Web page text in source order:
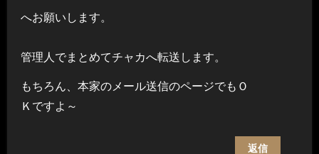
へお願いします。
管理人でまとめてチャカへ転送します。
もちろん、本家のメール送信のページでもＯ
Ｋですよ～
返信